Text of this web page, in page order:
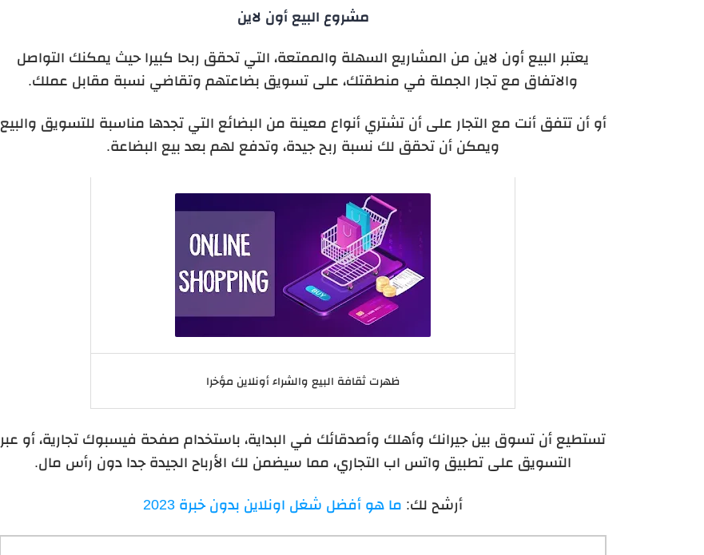
مشروع البيع أون لاين
يعتبر البيع أون لاين من المشاريع السهلة والممتعة، التي تحقق ربحا كبيرا حيث يمكنك التواصل
والاتفاق مع تجار الجملة في منطقتك، على تسويق بضاعتهم وتقاضي نسبة مقابل عملك.
أو أن تتفق أنت مع التجار على أن تشتري أنواع معينة من البضائع التي تجدها مناسبة للتسويق والبيع
ويمكن أن تحقق لك نسبة ربح جيدة، وتدفع لهم بعد بيع البضاعة.
ظهرت ثقافة البيع والشراء أونلاين مؤخرا
تستطيع أن تسوق بين جيرانك وأهلك وأصدقائك في البداية، باستخدام صفحة فيسبوك تجارية، أو عبر
التسويق على تطبيق واتس اب التجاري، مما سيضمن لك الأرباح الجيدة جدا دون رأس مال.
أرشح لك: ما هو أفضل شغل اونلاين بدون خبرة 2023